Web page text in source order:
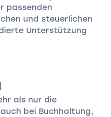
passenden
und steuerlichen
Unterstützung
als nur die
bei Buchhaltung,